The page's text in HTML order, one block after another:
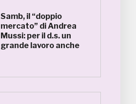
Samb, il “doppio
mercato” di Andrea
Mussi: per il d.s. un
grande lavoro anche